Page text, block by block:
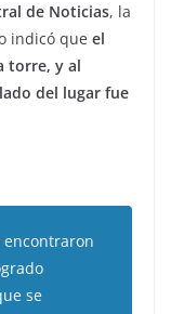
de Noticias, la
indicó que el
torre, y al
del lugar fue
encontraron
se